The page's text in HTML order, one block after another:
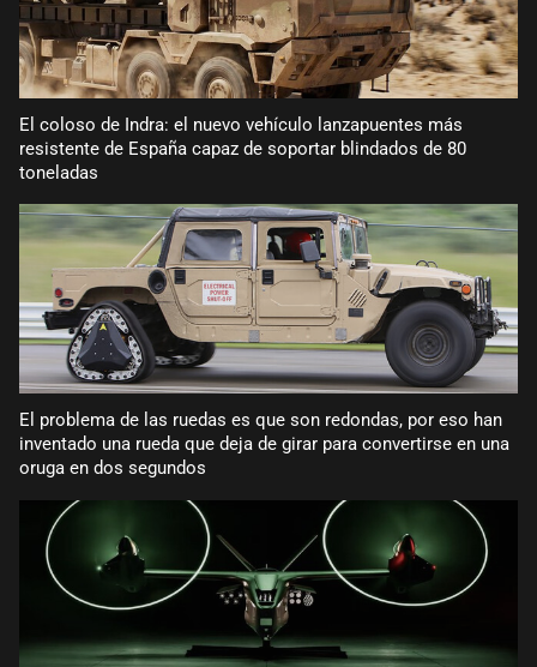
El coloso de Indra: el nuevo vehículo lanzapuentes más
resistente de España capaz de soportar blindados de 80
toneladas
El problema de las ruedas es que son redondas, por eso han
inventado una rueda que deja de girar para convertirse en una
oruga en dos segundos